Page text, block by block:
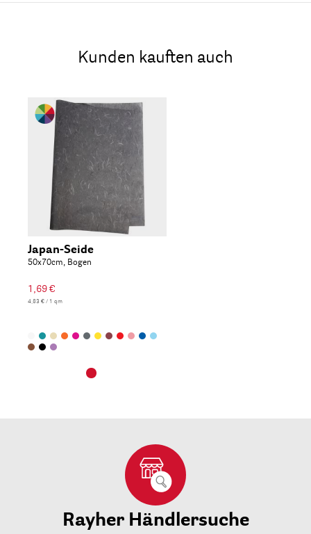
Kunden kauften auch
Japan-Seide
50x70cm, Bogen
1,69 €
4,83 € / 1 qm
Rayher Händlersuche